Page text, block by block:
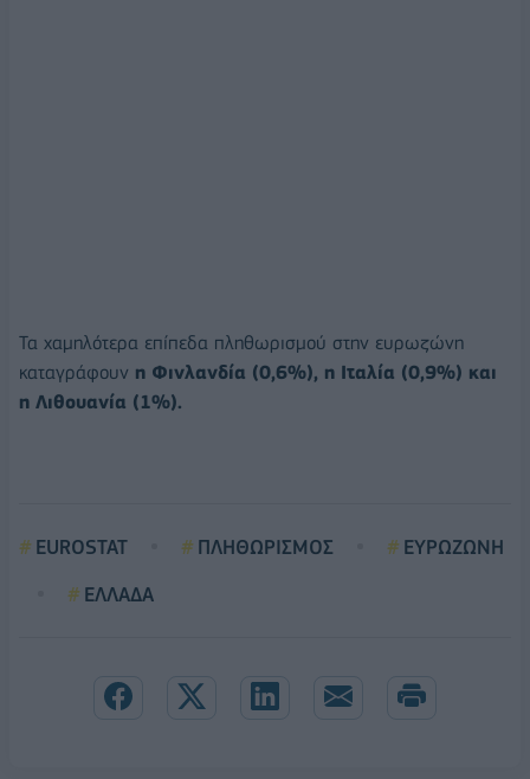
Τα χαμηλότερα επίπεδα πληθωρισμού στην ευρωζώνη
καταγράφουν η Φινλανδία (0,6%), η Ιταλία (0,9%) και
η Λιθουανία (1%).
EUROSTAT ΠΛΗΘΩΡΙΣΜΟΣ
ΕΥΡΩΖΩΝΗ
ΕΛΛΑΔΑ